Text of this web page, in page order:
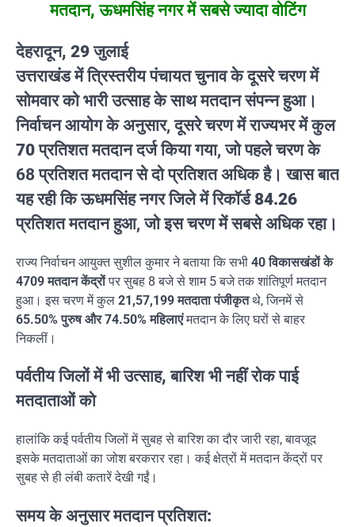
मतदान, ऊधमसिंह नगर में सबसे ज्यादा वोटिंग
देहरादून, 29 जुलाई
उत्तराखंड में त्रिस्तरीय पंचायत चुनाव के दूसरे चरण में
सोमवार को भारी उत्साह के साथ मतदान संपन्न हुआ।
निर्वाचन आयोग के अनुसार, दूसरे चरण मेंराज्यभर में कुल
70 प्रतिशत मतदान दर्जकिया गया, जो पहले चरण के
68 प्रतिशत मतदान से दो प्रतिशत अधिक है। खास बात
यह रही किऊधमसिंह नगर जिले में रिकॉर्ड 84.26
प्रतिशत मतदानहुआ, जो इस चरण में सबसे अधिक रहा।
राज्य निर्वाचन आयुक्त सुशील कुमार ने बताया कि सभी 40 विकासखंडों के
4709 मतदान केंद्रोंपर सुबह 8 बजे से शाम 5 बजे तक शांतिपूर्ण मतदान
हुआ। इस चरण में कुल 21,57,199 मतदाता पंजीकृतथे, जिनमें से
65.50% पुरुष और 74.50% महिलाएंमतदान के लिए घरों से बाहर
निकलीं।
पर्वतीय जिलों में भी उत्साह, बारिश भी नहीं रोक पाई
मतदाताओं को
हालांकि कई पर्वतीय जिलों में सुबह से बारिश का दौर जारी रहा, बावजूद
इसके मतदाताओं का जोश बरकरार रहा। कई क्षेत्रों में मतदान केंद्रों पर
सुबह से ही लंबी कतारें देखी गईं।
समय के अनुसार मतदान प्रतिशत: